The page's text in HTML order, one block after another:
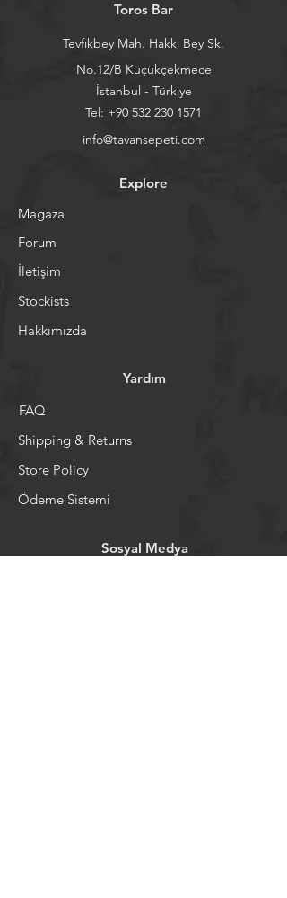
Toros Bar
Tevfikbey Mah. Hakkı Bey Sk.
No.12/B Küçükçekmece
İstanbul - Türkiye
Tel: +90 532 230 1571
info@tavansepeti.com
Explore
Magaza
Forum
İletişim
Stockists
Hakkımızda
Yardım
FAQ
Shipping & Returns
Store Policy
Ödeme Sistemi
Sosyal Medya